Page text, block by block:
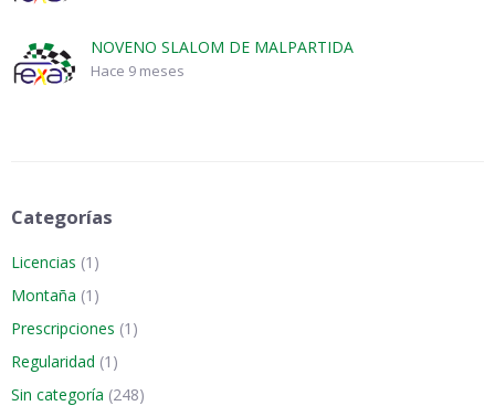
NOVENO SLALOM DE MALPARTIDA
Hace 9 meses
Categorías
Licencias (1)
Montaña (1)
Prescripciones (1)
Regularidad (1)
Sin categoría (248)